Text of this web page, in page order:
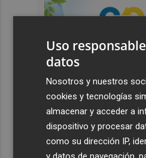
Uso
datos
Nosotros y nuestros
cookies y tecnologías
almacenar y acceder a
dispositivo y procesar
como su dirección IP,